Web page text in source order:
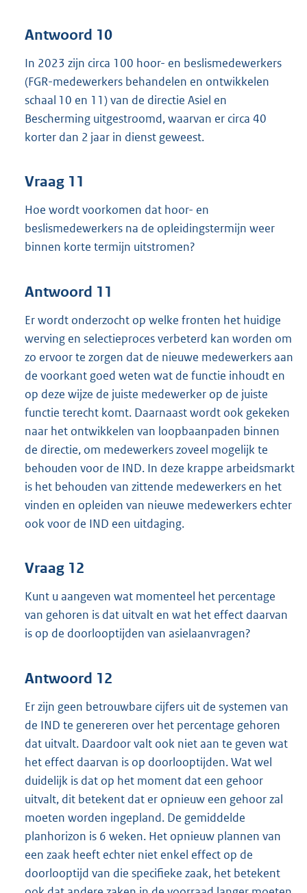
Antwoord 10
In 2023 zijn circa 100 hoor- en beslismedewerkers
(FGR-medewerkers behandelen en ontwikkelen
schaal 10 en 11) van de directie Asiel en
Bescherming uitgestroomd, waarvan er circa 40
korter dan 2 jaar in dienst geweest.
Vraag 11
Hoe wordt voorkomen dat hoor- en
beslismedewerkers na de opleidingstermijn weer
binnen korte termijn uitstromen?
Antwoord 11
Er wordt onderzocht op welke fronten het huidige
werving en selectieproces verbeterd kan worden om
zo ervoor te zorgen dat de nieuwe medewerkers aan
de voorkant goed weten wat de functie inhoudt en
op deze wijze de juiste medewerker op de juiste
functie terecht komt. Daarnaast wordt ook gekeken
naar het ontwikkelen van loopbaanpaden binnen
de directie, om medewerkers zoveel mogelijk te
behouden voor de IND. In deze krappe arbeidsmarkt
is het behouden van zittende medewerkers en het
vinden en opleiden van nieuwe medewerkers echter
ook voor de IND een uitdaging.
Vraag 12
Kunt u aangeven wat momenteel het percentage
van gehoren is dat uitvalt en wat het effect daarvan
is op de doorlooptijden van asielaanvragen?
Antwoord 12
Er zijn geen betrouwbare cijfers uit de systemen van
de IND te genereren over het percentage gehoren
dat uitvalt. Daardoor valt ook niet aan te geven wat
het effect daarvan is op doorlooptijden. Wat wel
duidelijk is dat op het moment dat een gehoor
uitvalt, dit betekent dat er opnieuw een gehoor zal
moeten worden ingepland. De gemiddelde
planhorizon is 6 weken. Het opnieuw plannen van
een zaak heeft echter niet enkel effect op de
doorlooptijd van die specifieke zaak, het betekent